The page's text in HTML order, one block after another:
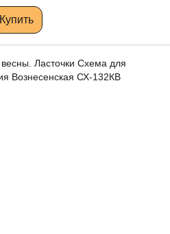
Купить